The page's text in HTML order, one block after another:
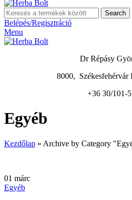
Search
Belépés/Regisztráció
Menu
Dr Répásy
8000, Székesfehérvár
+36 30/101-
Egyéb
Kezdőlap » Archive by Category
01 márc
Egyéb